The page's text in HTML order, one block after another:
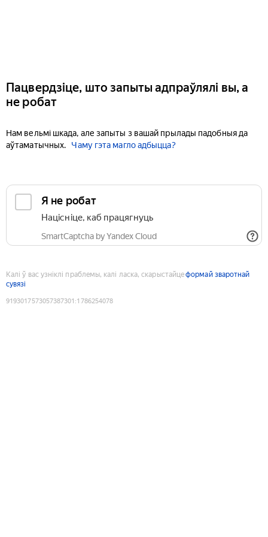
Пацвердзіце, што запыты адпраўлялі вы, а
не робат
Нам вельмі шкада, але запыты з вашай прылады падобныя да
аўтаматычных.
Чаму гэта магло адбыцца?
Я не робат
Націсніце, каб працягнуць
SmartCaptcha by Yandex Cloud
Калі ў вас узніклі праблемы, калі ласка, скарыстайцеформай зваротнай
сувязі
9193017573057387301 :1786254078